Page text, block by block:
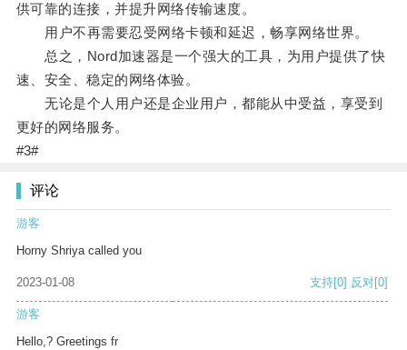
供可靠的连接，并提升网络传输速度。
用户不再需要忍受网络卡顿和延迟，畅享网络世界。
总之，Nord加速器是一个强大的工具，为用户提供了快
速、安全、稳定的网络体验。
无论是个人用户还是企业用户，都能从中受益，享受到
更好的网络服务。
#3#
评论
游客
Horny Shriya called you
2023-01-08 支持[0] 反对[0]
游客
Hello,? Greetings fr